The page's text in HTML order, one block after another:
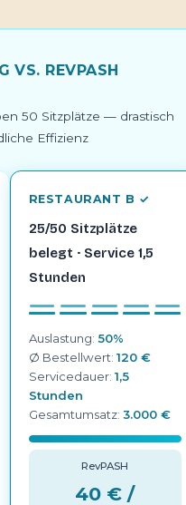
VS. REVPASH
50 Sitzplätze — drastisch
Effizienz
RESTAURANT B ✓
25/50 Sitzplätze
belegt · Service 1,5
Stunden
Auslastung: 50%
Ø Bestellwert: 120 €
Servicedauer: 1,5
Stunden
Gesamtumsatz: 3.000 €
RevPASH
40 € /